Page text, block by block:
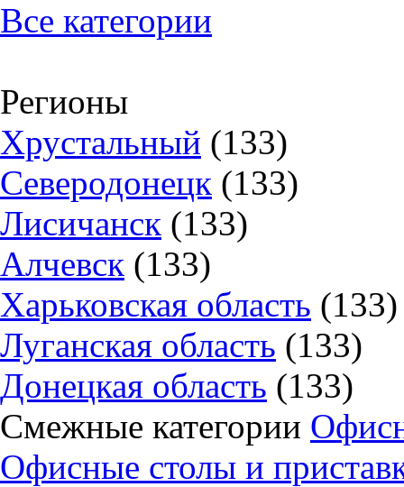
Все категории
Регионы
Хрустальный (133)
Северодонецк (133)
Лисичанск (133)
Алчевск (133)
Харьковская область (133)
Луганская область (133)
Донецкая область (133)
Смежные категории
Офисные столы и